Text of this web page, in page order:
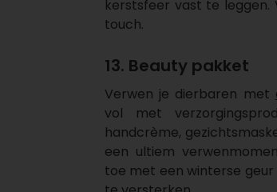
kerstsfeer vast te
touch.
13. Beauty pakket
Verwen je dierbaren met
vol met
handcrème,
een ultiem
toe met een winterse